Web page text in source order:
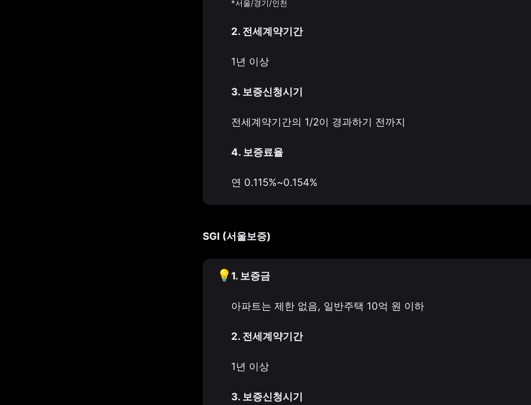
*서울/경기/인천
2. 전세계약기간
1년 이상
3. 보증신청시기
전세계약기간의 1/2이 경과하기 전까지
4. 보증료율
연 0.115%~0.154%
SGI (서울보증)
💡1. 보증금
아파트는 제한 없음, 일반주택 10억 원 이하
2. 전세계약기간
1년 이상
3. 보증신청시기